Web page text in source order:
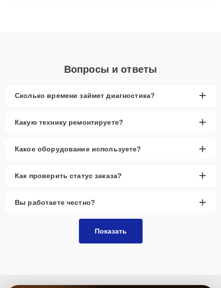
Вопросы и ответы
Сколько времени займет диагностика? +
Какую технику ремонтируете? +
Какое оборудование используете? +
Как проверить статус заказа? +
Вы работаете честно? +
Показать